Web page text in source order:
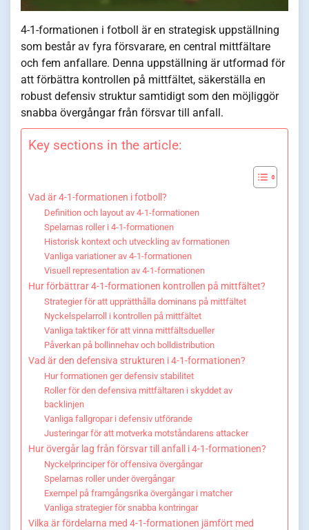
4-1-formationen i fotboll är en strategisk uppställning
som består av fyra försvarare, en central mittfältare
och fem anfallare. Denna uppställning är utformad för
att förbättra kontrollen på mittfältet, säkerställa en
robust defensiv struktur samtidigt som den möjliggör
snabba övergångar från försvar till anfall.
Key sections in the article:
Vad är 4-1-formationen i fotboll?
Definition och layout av 4-1-formationen
Spelarnas roller i 4-1-formationen
Historisk kontext och utveckling av formationen
Vanliga variationer av 4-1-formationen
Visuell representation av 4-1-formationen
Hur förbättrar 4-1-formationen kontrollen på mittfältet?
Strategier för att upprätthålla dominans på mittfältet
Nyckelspelarroll i kontrollen på mittfältet
Vanliga taktiker för att vinna mittfältsdueller
Påverkan på bollinnehav och bolldistribution
Vad är den defensiva strukturen i 4-1-formationen?
Hur formationen ger defensiv stabilitet
Roller för den defensiva mittfältaren i skyddet av
backlinjen
Vanliga fallgropar i defensiv utförande
Justeringar för att motverka motståndarens attacker
Hur övergår lag från försvar till anfall i 4-1-formationen?
Nyckelprinciper för offensiva övergångar
Spelarnas roller under övergångar
Exempel på framgångsrika övergångar i matcher
Vanliga strategier för snabba kontringar
Vilka är fördelarna med 4-1-formationen jämfört med